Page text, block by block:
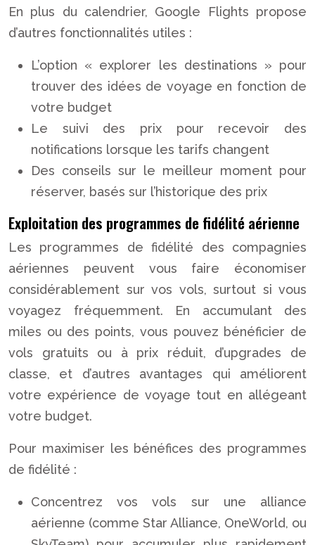
En plus du calendrier, Google Flights propose
d’autres fonctionnalités utiles :
L’option « explorer les destinations » pour
trouver des idées de voyage en fonction de
votre budget
Le suivi des prix pour recevoir des
notifications lorsque les tarifs changent
Des conseils sur le meilleur moment pour
réserver, basés sur l’historique des prix
Exploitation des programmes de fidélité aérienne
Les programmes de fidélité des compagnies
aériennes peuvent vous faire économiser
considérablement sur vos vols, surtout si vous
voyagez fréquemment. En accumulant des
miles ou des points, vous pouvez bénéficier de
vols gratuits ou à prix réduit, d’upgrades de
classe, et d’autres avantages qui améliorent
votre expérience de voyage tout en allégeant
votre budget.
Pour maximiser les bénéfices des programmes
de fidélité :
Concentrez vos vols sur une alliance
aérienne (comme Star Alliance, OneWorld, ou